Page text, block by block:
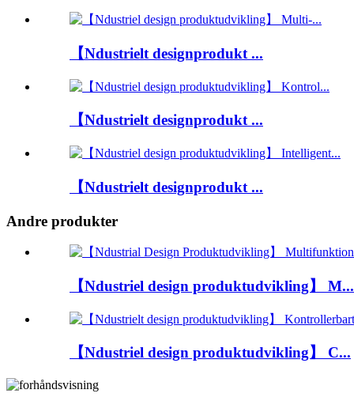
【Ndustrielt designprodukt ...
【Ndustrielt designprodukt ...
【Ndustrielt designprodukt ...
Andre produkter
【Ndustriel design produktudvikling】 M...
【Ndustriel design produktudvikling】 C...